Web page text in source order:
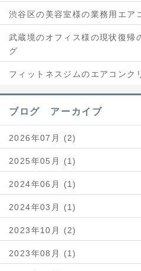
渋谷区の美容室様の業務用エア
武蔵境のオフィス様の現状復帰
グ
フィットネスジムのエアコンク
ブログ アーカイブ
2026年07月 (2)
2025年05月 (1)
2024年06月 (1)
2024年03月 (1)
2023年10月 (2)
2023年08月 (1)